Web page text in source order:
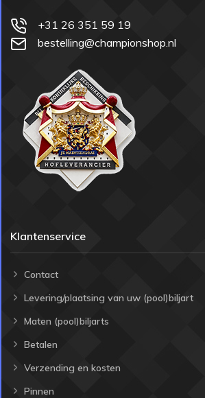
+31 26 351 59 19
bestelling@championshop.nl
Klantenservice
Contact
Levering/plaatsing van uw (pool)biljart
Maten (pool)biljarts
Betalen
Verzending en kosten
Pinnen